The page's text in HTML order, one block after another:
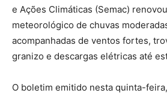
e Ações Climáticas (Semac)
meteorológico de chuvas
acompanhadas de ventos fortes,
granizo e descargas elétricas até
O boletim emitido nesta quinta-